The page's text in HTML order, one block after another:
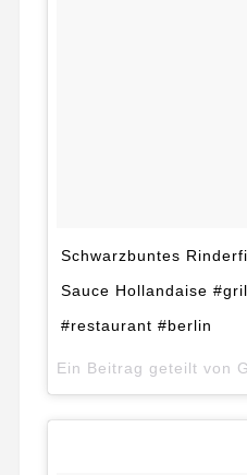
Schwarzbuntes
Sauce Hollandaise
#restaurant #berlin